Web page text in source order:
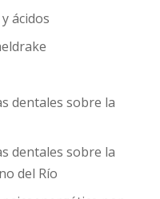
ácidos
dentales sobre la
dentales sobre la
del Río